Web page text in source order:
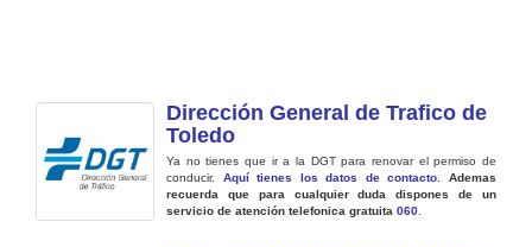
Dirección General de Trafico de
Toledo
Ya no tienes que ir a la DGT para renovar el permiso de
conducir. Aquí tienes los datos de contacto .Ademas
recuerda que para cualquier duda dispones de un
servicio de atención telefonica gratuita 060